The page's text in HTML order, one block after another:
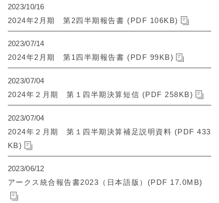
2023/10/16
2024年2月期 第2四半期報告書 (PDF 106KB)
2023/07/14
2024年2月期 第1四半期報告書 (PDF 99KB)
2023/07/04
2024年２月期 第１四半期決算短信 (PDF 258KB)
2023/07/04
2024年２月期 第１四半期決算補足説明資料 (PDF 433
KB)
2023/06/12
アークス統合報告書2023（日本語版）(PDF 17.0MB)